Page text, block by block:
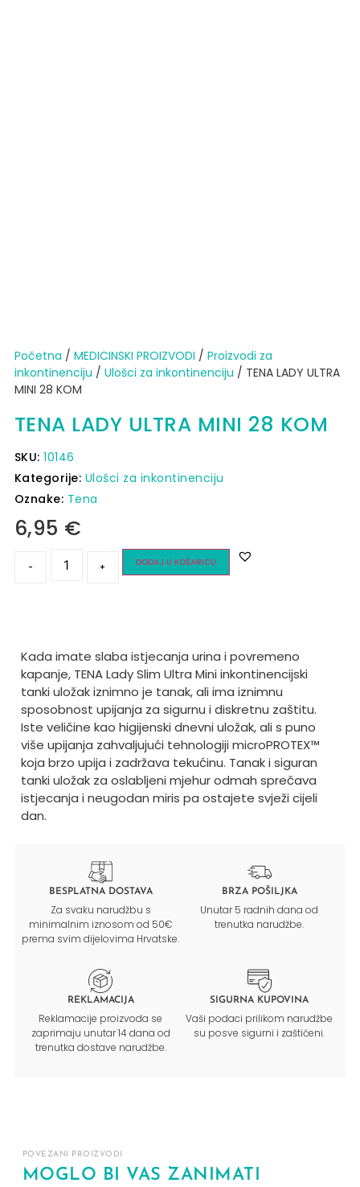
Početna / MEDICINSKI PROIZVODI / Proizvodi za
inkontinenciju / Ulošci za inkontinenciju / TENA LADY ULTRA
MINI 28 KOM
TENA LADY ULTRA MINI 28 KOM
SKU:10146
Kategorije: Ulošci za inkontinenciju
Oznake: Tena
6,95 €
- + DODAJ U KOŠARICU
Kada imate slaba istjecanja urina i povremeno
kapanje, TENA Lady Slim Ultra Mini inkontinencijski
tanki uložak iznimno je tanak, ali ima iznimnu
sposobnost upijanja za sigurnu i diskretnu zaštitu.
Iste veličine kao higijenski dnevni uložak, ali s puno
više upijanja zahvaljujući tehnologiji microPROTEX™
koja brzo upija i zadržava tekućinu. Tanak i siguran
tanki uložak za oslabljeni mjehur odmah sprečava
istjecanja i neugodan miris pa ostajete svježi cijeli
dan.
BESPLATNA DOSTAVA
Za svaku narudžbu s
minimalnim iznosom od 50€
prema svim dijelovima Hrvatske.
BRZA POŠILJKA
Unutar 5 radnih dana od
trenutka narudžbe.
REKLAMACIJA
Reklamacije proizvoda se
zaprimaju unutar 14 dana od
trenutka dostave narudžbe.
SIGURNA KUPOVINA
Vaši podaci prilikom narudžbe
su posve sigurni i zaštićeni.
POVEZANI PROIZVODI
MOGLO BI VAS ZANIMATI